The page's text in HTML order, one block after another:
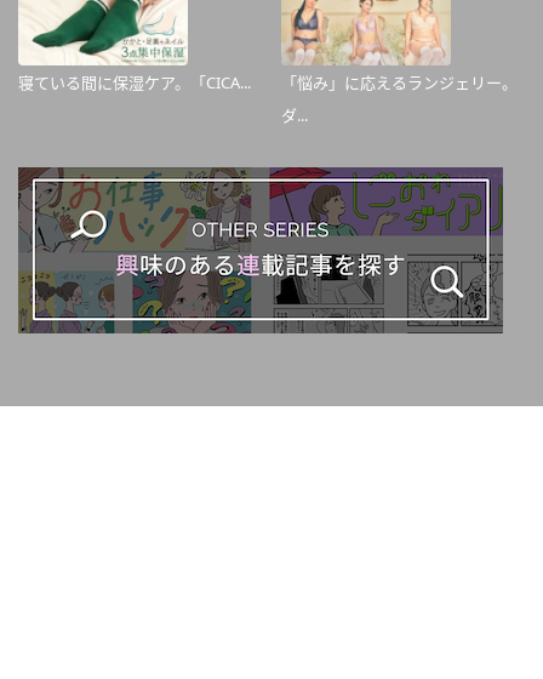
寝ている間に保湿ケア。「CICA...
「悩み」に応えるランジェリー。
ダ...